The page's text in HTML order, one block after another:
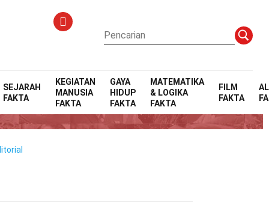
SEJARAH
FAKTA
KEGIATAN
MANUSIA
FAKTA
GAYA
HIDUP
FAKTA
MATEMATIKA
& LOGIKA
FAKTA
FILM
FAKTA